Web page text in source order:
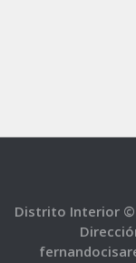
Distrito Interior ©